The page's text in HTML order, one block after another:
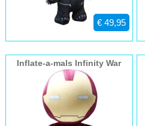
€ 49,95
Inflate-a-mals Infinity War
Ironman